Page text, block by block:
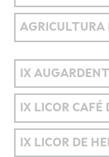
AGRICULTURA
IX
IX LICOR CAFÉ
IX LICOR DE